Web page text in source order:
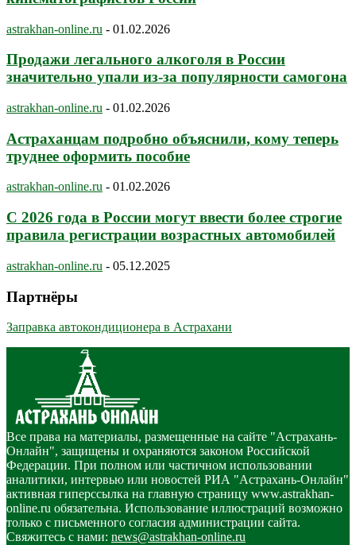
astrakhan-online.ru - 01.02.2026
Продажи легального алкоголя в России
значительно упали из-за популярности самогона
astrakhan-online.ru - 01.02.2026
Астраханцам подробно объяснили, кому теперь
труднее оформить пособие
astrakhan-online.ru - 01.02.2026
С 2026 года в России могут ввести более строгие
правила регистрации возрастных автомобилей
astrakhan-online.ru - 05.12.2025
Партнёры
Заправка автокондиционера в Астрахани
Все права на материалы, размещенные на сайте "Астрахань-
Онлайн", защищены и охраняются законом Российской
Федерации. При полном или частичном использовании
аналитики, интервью или новостей РИА "Астрахань-Онлайн"
активная гиперссылка на главную страницу www.astrakhan-
online.ru обязательна. Использование иллюстраций возможно
только с письменного согласия администрации сайта.
Свяжитесь с нами: news@astrakhan-online.ru